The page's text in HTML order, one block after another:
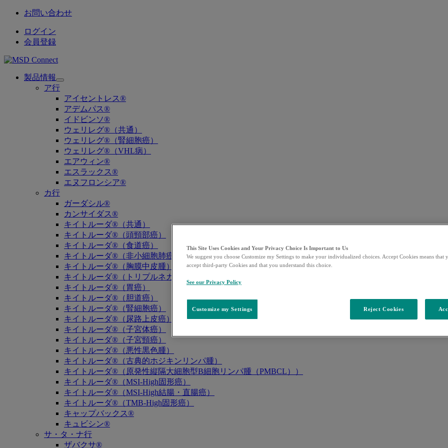
お問い合わせ
ログイン
会員登録
製品情報
Open
submenu
ア行
アイセントレス®
アデムパス®
イドビンソ®
ウェリレグ®（共通）
ウェリレグ®（腎細胞癌）
ウェリレグ®（VHL病）
エアウィン®
エスラックス®
エヌフロンシア®
カ行
ガーダシル®
カンサイダス®
キイトルーダ®（共通）
キイトルーダ®（頭頸部癌）
キイトルーダ®（食道癌）
キイトルーダ®（非小細胞肺癌）
キイトルーダ®（胸膜中皮腫）
キイトルーダ®（トリプルネガティブ乳癌）
キイトルーダ®（胃癌）
キイトルーダ®（胆道癌）
キイトルーダ®（腎細胞癌）
キイトルーダ®（尿路上皮癌）
キイトルーダ®（子宮体癌）
キイトルーダ®（子宮頸癌）
キイトルーダ®（悪性黒色腫）
キイトルーダ®（古典的ホジキンリンパ腫）
キイトルーダ®（原発性縦隔大細胞型B細胞リンパ腫（PMBCL））
キイトルーダ®（MSI-High固形癌）
キイトルーダ®（MSI-High結腸・直腸癌）
キイトルーダ®（TMB-High固形癌）
キャップバックス®
キュビシン®
サ・タ・ナ行
ザバクサ®
This Site Uses Cookies and Your Privacy Choice Is Important to Us
We suggest you choose Customize my Settings to make your individualized choices. Accept Cookies means that
accept third-party Cookies and that you understand this choice.
See our Privacy Policy
Customize my Settings Reject Cookies